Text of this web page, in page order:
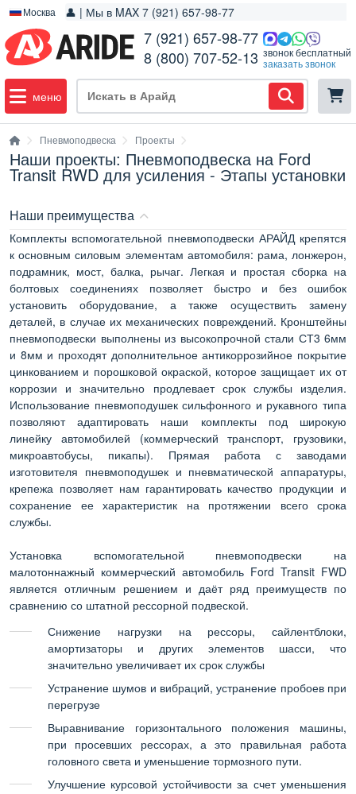
Москва 👤 | Мы в MAX 7 (921) 657-98-77
7 (921) 657-98-77
8 (800) 707-52-13 звонок бесплатный
заказать звонок
меню
Пневмоподвеска Проекты
Наши проекты: Пневмоподвеска на Ford
Transit RWD для усиления - Этапы установки
Наши преимущества
Комплекты вспомогательной пневмоподвески АРАЙД крепятся
к основным силовым элементам автомобиля: рама, лонжерон,
подрамник, мост, балка, рычаг. Легкая и простая сборка на
болтовых соединениях позволяет быстро и без ошибок
установить оборудование, а также осуществить замену
деталей, в случае их механических повреждений. Кронштейны
пневмоподвески выполнены из высокопрочной стали СТ3 6мм
и 8мм и проходят дополнительное антикоррозийное покрытие
цинкованием и порошковой окраской, которое защищает их от
коррозии и значительно продлевает срок службы изделия.
Использование пневмоподушек сильфонного и рукавного типа
позволяют адаптировать наши комплекты под широкую
линейку автомобилей (коммерческий транспорт, грузовики,
микроавтобусы, пикапы). Прямая работа с заводами
изготовителя пневмоподушек и пневматической аппаратуры,
крепежа позволяет нам гарантировать качество продукции и
сохранение ее характеристик на протяжении всего срока
службы.
Установка вспомогательной пневмоподвески на
малотоннажный коммерческий автомобиль Ford Transit FWD
является отличным решением и даёт ряд преимуществ по
сравнению со штатной рессорной подвеской.
Снижение нагрузки на рессоры, сайлентблоки,
амортизаторы и других элементов шасси, что
значительно увеличивает их срок службы
Устранение шумов и вибраций, устранение пробоев при
перегрузе
Выравнивание горизонтального положения машины,
при просевших рессорах, а это правильная работа
головного света и уменьшение тормозного пути.
Улучшение курсовой устойчивости за счет уменьшения